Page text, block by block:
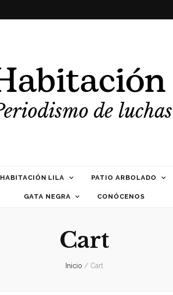
HABITACIÓN LILA PATIO ARBOLADO
GATA NEGRA CONÓCENOS
Cart
Inicio / Cart